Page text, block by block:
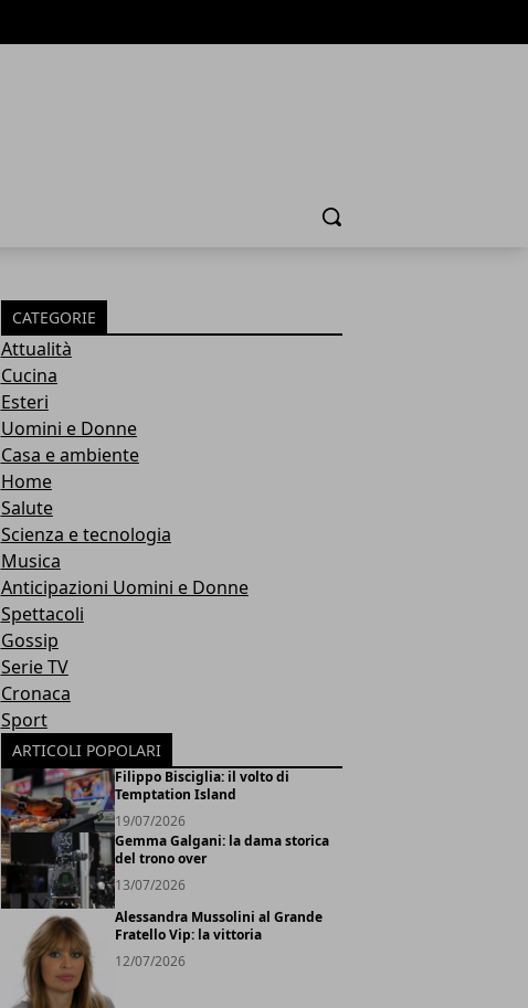
Cerca
CATEGORIE
Attualità
Cucina
Esteri
Uomini e Donne
Casa e ambiente
Home
Salute
Scienza e tecnologia
Musica
Anticipazioni Uomini e Donne
Spettacoli
Gossip
Serie TV
Cronaca
Sport
ARTICOLI POPOLARI
Filippo Bisciglia: il volto di
Temptation Island
19/07/2026
Gemma Galgani: la dama storica
del trono over
13/07/2026
Alessandra Mussolini al Grande
Fratello Vip: la vittoria
12/07/2026